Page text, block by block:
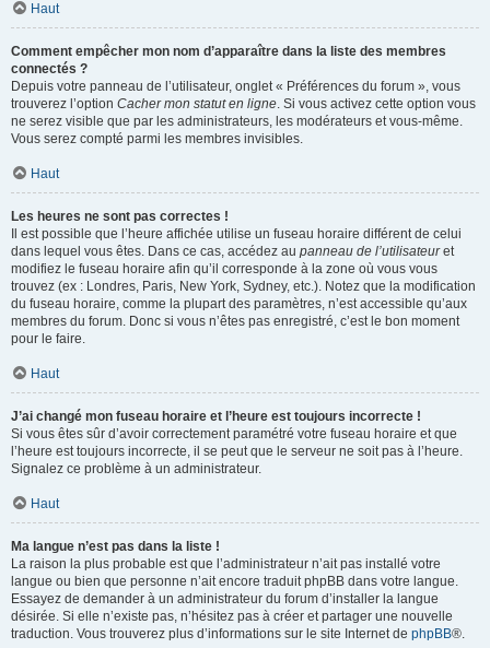
Haut
Comment empêcher mon nom d’apparaître dans la liste des membres
connectés ?
Depuis votre panneau de l’utilisateur, onglet « Préférences du forum », vous
trouverez l’option Cacher mon statut en ligne. Si vous activez cette option vous
ne serez visible que par les administrateurs, les modérateurs et vous-même.
Vous serez compté parmi les membres invisibles.
Haut
Les heures ne sont pas correctes !
Il est possible que l’heure affichée utilise un fuseau horaire différent de celui
dans lequel vous êtes. Dans ce cas, accédez au panneau de l’utilisateuret
modifiez le fuseau horaire afin qu’il corresponde à la zone où vous vous
trouvez (ex : Londres, Paris, New York, Sydney, etc.). Notez que la modification
du fuseau horaire, comme la plupart des paramètres, n’est accessible qu’aux
membres du forum. Donc si vous n’êtes pas enregistré, c’est le bon moment
pour le faire.
Haut
J’ai changé mon fuseau horaire et l’heure est toujours incorrecte !
Si vous êtes sûr d’avoir correctement paramétré votre fuseau horaire et que
l’heure est toujours incorrecte, il se peut que le serveur ne soit pas à l’heure.
Signalez ce problème à un administrateur.
Haut
Ma langue n’est pas dans la liste !
La raison la plus probable est que l’administrateur n’ait pas installé votre
langue ou bien que personne n’ait encore traduit phpBB dans votre langue.
Essayez de demander à un administrateur du forum d’installer la langue
désirée. Si elle n’existe pas, n’hésitez pas à créer et partager une nouvelle
traduction. Vous trouverez plus d’informations sur le site Internet de phpBB®.